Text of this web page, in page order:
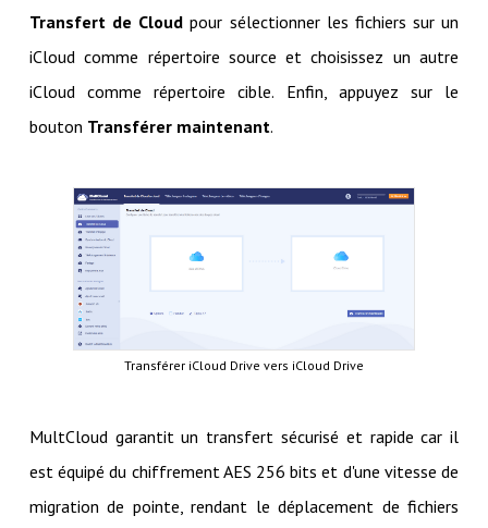
Transfert de Cloud pour sélectionner les fichiers sur un
iCloud comme répertoire source et choisissez un autre
iCloud comme répertoire cible. Enfin, appuyez sur le
bouton Transférer maintenant.
Transférer iCloud Drive vers iCloud Drive
MultCloud garantit un transfert sécurisé et rapide car il
est équipé du chiffrement AES 256 bits et d'une vitesse de
migration de pointe, rendant le déplacement de fichiers